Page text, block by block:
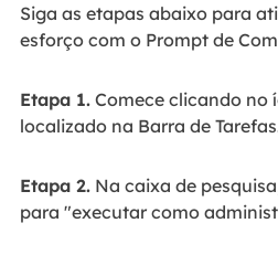
Siga as etapas abaixo para
esforço com o Prompt de
Etapa 1.Comece clicando no
localizado na Barra de
Etapa 2.Na caixa de
para "executar como